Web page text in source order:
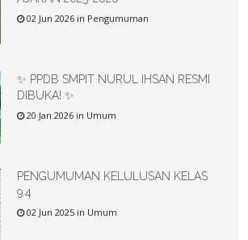
02 Jun 2026 in Pengumuman
✨ PPDB SMPIT NURUL IHSAN RESMI
DIBUKA! ✨
20 Jan 2026 in Umum
PENGUMUMAN KELULUSAN KELAS
9.4
02 Jun 2025 in Umum